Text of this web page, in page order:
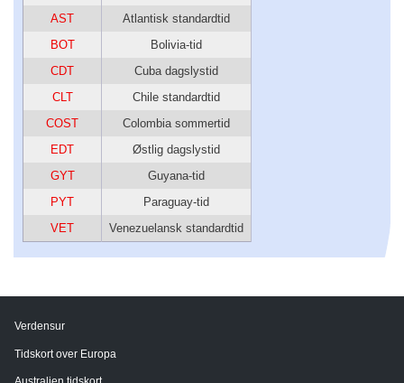
AST
Atlantisk standardtid
BOT
Bolivia-tid
CDT
Cuba dagslystid
CLT
Chile standardtid
COST
Colombia sommertid
EDT
Østlig dagslystid
GYT
Guyana-tid
PYT
Paraguay-tid
VET
Venezuelansk standardtid
Verdensur
Tidskort over Europa